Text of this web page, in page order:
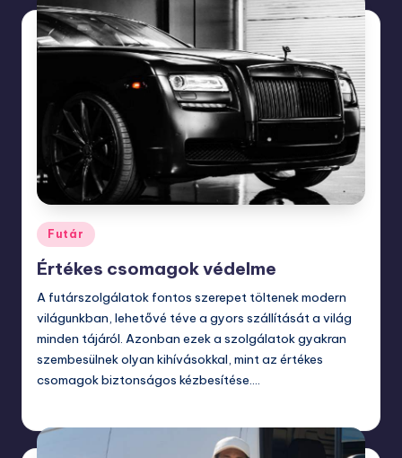
Posted
in
Futár
Értékes csomagok védelme
A futárszolgálatok fontos szerepet töltenek modern
világunkban, lehetővé téve a gyors szállítását a világ
minden tájáról. Azonban ezek a szolgálatok gyakran
szembesülnek olyan kihívásokkal, mint az értékes
csomagok biztonságos kézbesítése.…